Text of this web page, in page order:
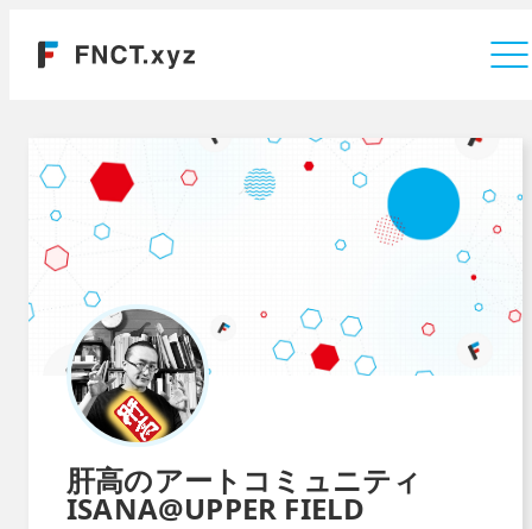
肝高のアートコミュニティ
ISANA@UPPER FIELD